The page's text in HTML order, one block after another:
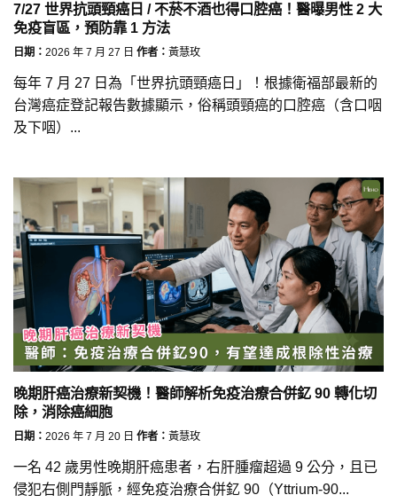
7/27 世界抗頭頸癌日 / 不菸不酒也得口腔癌！醫曝男性 2 大
免疫盲區，預防靠 1 方法
日期： 2026 年 7 月 27 日 作者： 黃慧玫
每年 7 月 27 日為「世界抗頭頸癌日」！根據衛福部最新的
台灣癌症登記報告數據顯示，俗稱頭頸癌的口腔癌（含口咽
及下咽）...
晚期肝癌治療新契機！醫師解析免疫治療合併釔 90 轉化切
除，消除癌細胞
日期： 2026 年 7 月 20 日 作者： 黃慧玫
一名 42 歲男性晚期肝癌患者，右肝腫瘤超過 9 公分，且已
侵犯右側門靜脈，經免疫治療合併釔 90（Yttrium-90...